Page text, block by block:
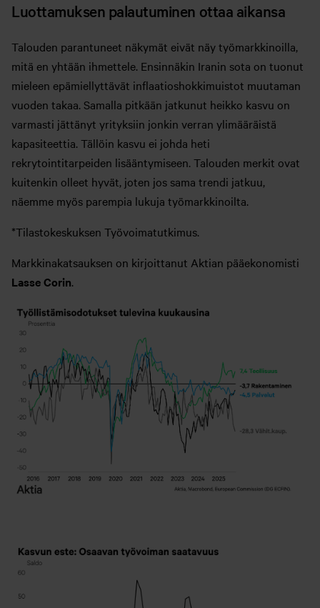
Luottamuksen palautuminen ottaa aikansa
Talouden parantuneet näkymät eivät näy työmarkkinoilla,
mitä en yhtään ihmettele. Ensinnäkin Iranin sota on tuonut
mieleen epämiellyttävät inflaatioshokkimuistot muutaman
vuoden takaa. Samalla pitkään jatkunut heikko kasvu on
varmasti jättänyt yrityksiin jonkin verran ylimääräistä
kapasiteettia. Tällöin kasvu ei johda heti
rekrytointitarpeiden lisääntymiseen. Talouden merkit ovat
kuitenkin olleet hyvät, joten jos sama trendi jatkuu,
näemme myös parempia lukuja työmarkkinoilta.
*Tilastokeskuksen Työvoimatutkimus.
Markkinakatsauksen on kirjoittanut Aktian pääekonomisti
Lasse Corin.